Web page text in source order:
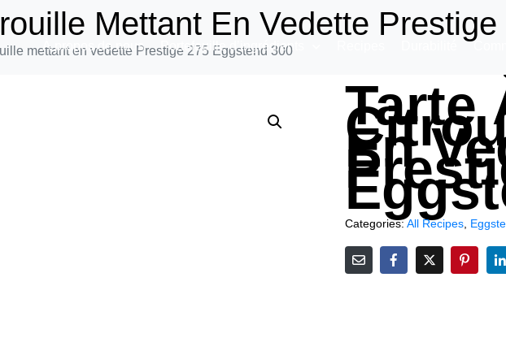
À propos de nous Portefeuille d’ingrédients
Mettant En Vedette
mettant en vedette Prestige 275 Eggstend 300
Tarte
En
Categories: All Recipes,